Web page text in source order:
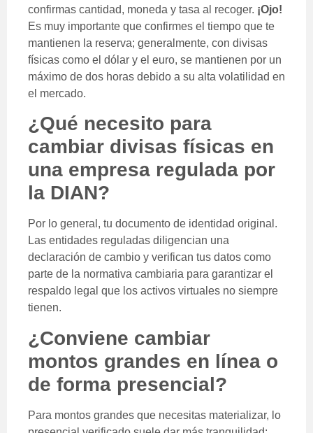
confirmas cantidad, moneda y tasa al recoger. ¡Ojo!
Es muy importante que confirmes el tiempo que te
mantienen la reserva; generalmente, con divisas
físicas como el dólar y el euro, se mantienen por un
máximo de dos horas debido a su alta volatilidad en
el mercado.
¿Qué necesito para
cambiar divisas físicas en
una empresa regulada por
la DIAN?
Por lo general, tu documento de identidad original.
Las entidades reguladas diligencian una
declaración de cambio y verifican tus datos como
parte de la normativa cambiaria para garantizar el
respaldo legal que los activos virtuales no siempre
tienen.
¿Conviene cambiar
montos grandes en línea o
de forma presencial?
Para montos grandes que necesitas materializar, lo